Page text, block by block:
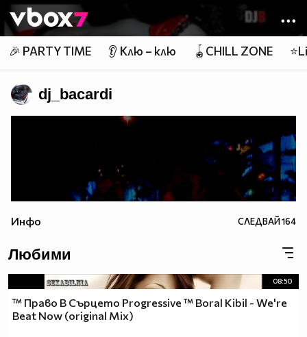
Member of
👾
🎉 PARTY TIME 👂 Клю – клю 🪀CHILL ZONE
dj_bacardi
Инфо СЛЕДВАЙ164
Любими
08:50
™ Право В Сърцето Progressive ™ Boral Kibil - We're
Beat Now (original Mix)